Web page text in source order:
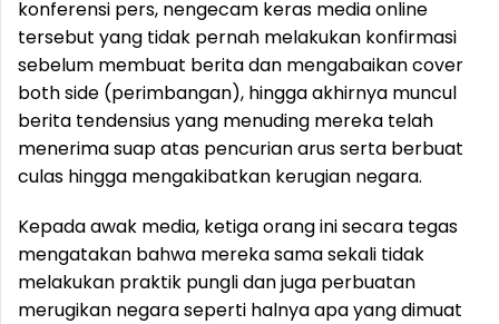
konferensi pers, nengecam keras media online
tersebut yang tidak pernah melakukan konfirmasi
sebelum membuat berita dan mengabaikan cover
both side (perimbangan), hingga akhirnya muncul
berita tendensius yang menuding mereka telah
menerima suap atas pencurian arus serta berbuat
culas hingga mengakibatkan kerugian negara.
Kepada awak media, ketiga orang ini secara tegas
mengatakan bahwa mereka sama sekali tidak
melakukan praktik pungli dan juga perbuatan
merugikan negara seperti halnya apa yang dimuat